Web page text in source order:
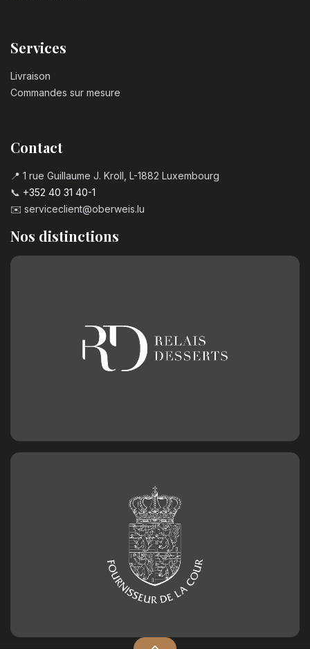
Services
Livraison
Commandes sur mesure
Contact
📍 1 rue Guillaume J. Kroll, L-1882 Luxembourg
📞 +352 40 31 40-1
✉️ serviceclient@oberweis.lu
Nos distinctions